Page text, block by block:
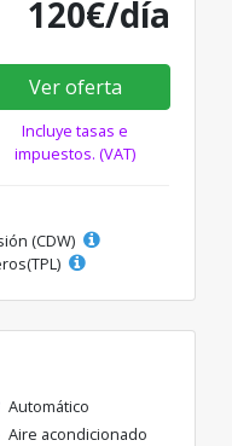
120€/día
Ver oferta
Incluye tasas e
impuestos. (VAT)
(CDW)
Automático
Aire acondicionado